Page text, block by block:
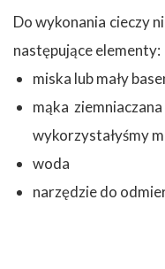
Do wykonania cieczy
następujące elementy:
miska lub mały
mąka
wykorzystałyśmy
woda
narzędzie do